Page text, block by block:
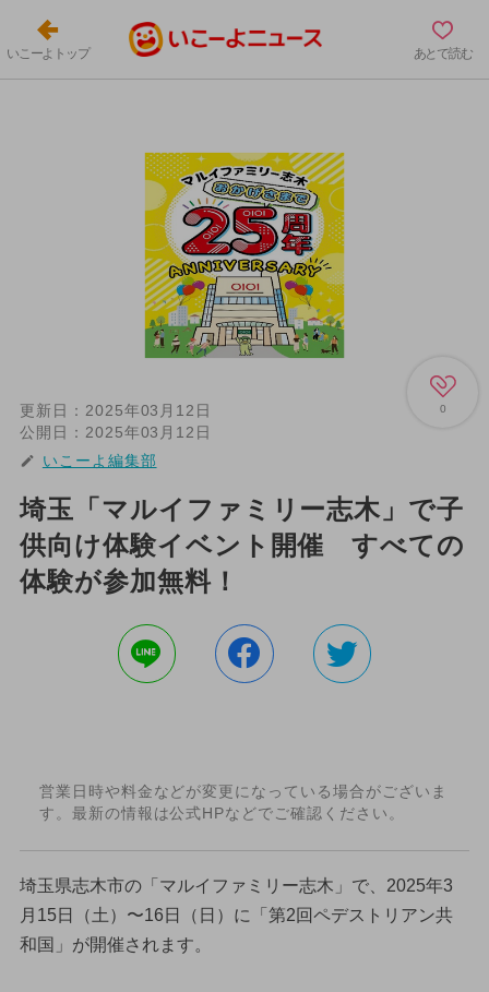
いこーよトップ あとで読む
0
更新日： 2025年03月12日
公開日： 2025年03月12日
いこーよ編集部
埼玉「マルイファミリー志木」で子
供向け体験イベント開催 すべての
体験が参加無料！
営業日時や料金などが変更になっている場合がございま
す。最新の情報は公式HPなどでご確認ください。
埼玉県志木市の「マルイファミリー志木」で、2025年3
月15日（土）〜16日（日）に「第2回ペデストリアン共
和国」が開催されます。